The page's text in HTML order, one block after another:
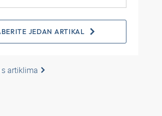
JEDAN ARTIKAL
artiklima